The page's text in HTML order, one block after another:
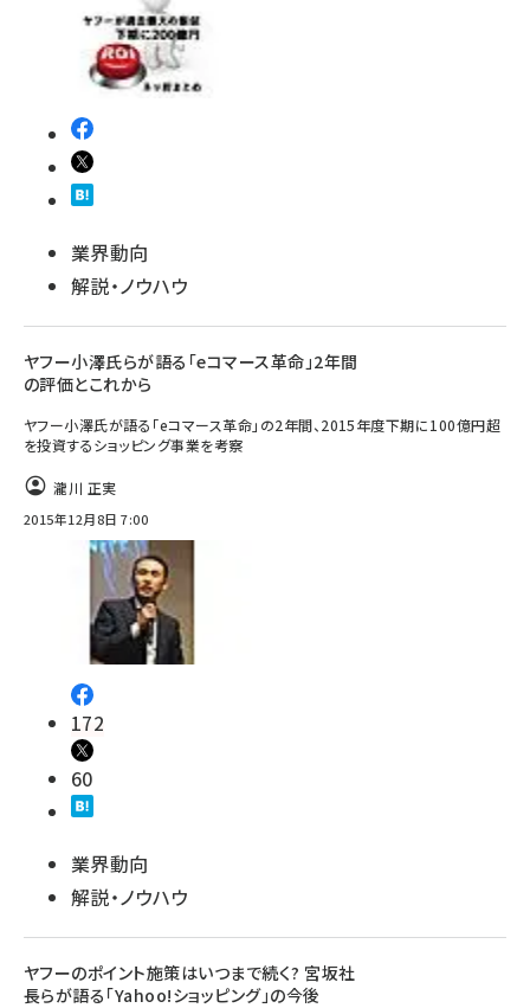
業界動向
解説・ノウハウ
ヤフー小澤氏らが語る「eコマース革命」2年間
の評価とこれから
ヤフー小澤氏が語る「eコマース革命」の2年間、2015年度下期に100億円超
を投資するショッピング事業を考察
瀧川 正実
2015年12月8日 7:00
172
60
業界動向
解説・ノウハウ
ヤフーのポイント施策はいつまで続く? 宮坂社
長らが語る「Yahoo!ショッピング」の今後